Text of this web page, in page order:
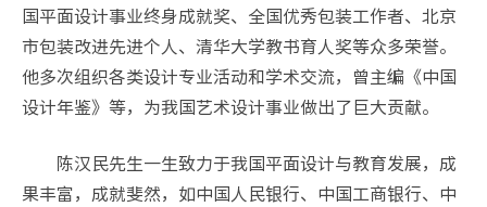
国平面设计事业终身成就奖、全国优秀包装工作者、北京
市包装改进先进个人、清华大学教书育人奖等众多荣誉。
他多次组织各类设计专业活动和学术交流，曾主编《中国
设计年鉴》等，为我国艺术设计事业做出了巨大贡献。
陈汉民先生一生致力于我国平面设计与教育发展，成
果丰富，成就斐然，如中国人民银行、中国工商银行、中